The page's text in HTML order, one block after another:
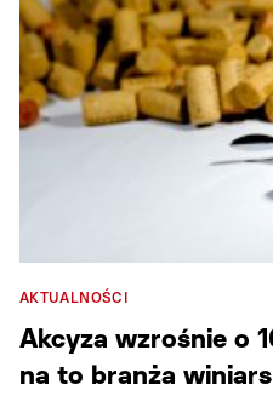
AKTUALNOŚCI
Akcyza wzrośnie o
na to branża